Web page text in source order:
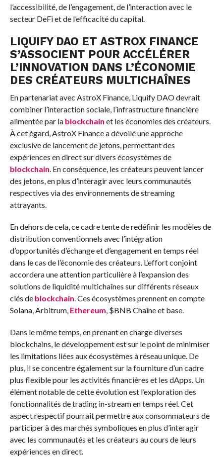
l’accessibilité, de l’engagement, de l’interaction avec le
secteur DeFi et de l’efficacité du capital.
LIQUIFY DAO ET ASTROX FINANCE
S’ASSOCIENT POUR ACCÉLÉRER
L’INNOVATION DANS L’ÉCONOMIE
DES CRÉATEURS MULTICHAÎNES
En partenariat avec AstroX Finance, Liquify DAO devrait
combiner l’interaction sociale, l’infrastructure financière
alimentée par la blockchain et les économies des créateurs.
À cet égard, AstroX Finance a dévoilé une approche
exclusive de lancement de jetons, permettant des
expériences en direct sur divers écosystèmes de
blockchain. En conséquence, les créateurs peuvent lancer
des jetons, en plus d’interagir avec leurs communautés
respectives via des environnements de streaming
attrayants.
En dehors de cela, ce cadre tente de redéfinir les modèles de
distribution conventionnels avec l’intégration
d’opportunités d’échange et d’engagement en temps réel
dans le cas de l’économie des créateurs. L’effort conjoint
accordera une attention particulière à l’expansion des
solutions de liquidité multichaînes sur différents réseaux
clés de blockchain. Ces écosystèmes prennent en compte
Solana, Arbitrum, Ethereum, $BNB Chaîne et base.
Dans le même temps, en prenant en charge diverses
blockchains, le développement est sur le point de minimiser
les limitations liées aux écosystèmes à réseau unique. De
plus, il se concentre également sur la fourniture d’un cadre
plus flexible pour les activités financières et les dApps. Un
élément notable de cette évolution est l’exploration des
fonctionnalités de trading in-stream en temps réel. Cet
aspect respectif pourrait permettre aux consommateurs de
participer à des marchés symboliques en plus d’interagir
avec les communautés et les créateurs au cours de leurs
expériences en direct.